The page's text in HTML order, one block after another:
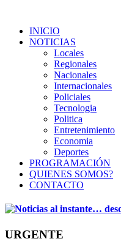
INICIO
NOTICIAS
Locales
Regionales
Nacionales
Internacionales
Policiales
Tecnologia
Politica
Entretenimiento
Economia
Deportes
PROGRAMACIÓN
QUIENES SOMOS?
CONTACTO
URGENTE